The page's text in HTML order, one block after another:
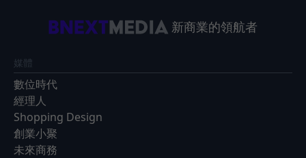
新商業的領航者
媒體
數位時代
經理人
Shopping Design
創業小聚
未來商務